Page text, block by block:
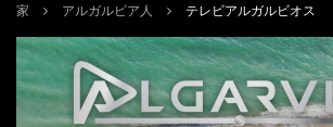
家 アルガルビア人 テレビアルガルビオス
Video
Player
Media error: Format(s) not supported or source(s) not
Download File: https://tv.algarvios.pt/hls/stream.m3u8